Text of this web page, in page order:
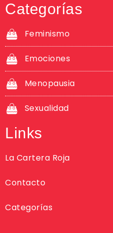
Categorías
Feminismo
Emociones
Menopausia
Sexualidad
Links
La Cartera Roja
Contacto
Categorías